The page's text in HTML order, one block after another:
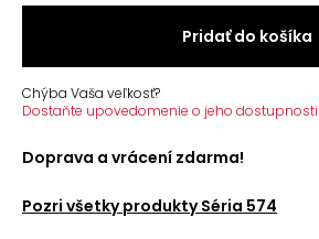
Pridať do košíka
Chýba Vaša veľkosť?
Dostaňte upovedomenie o jeho dostupnosti
Doprava a vrácení zdarma!
Pozri všetky produkty Séria 574